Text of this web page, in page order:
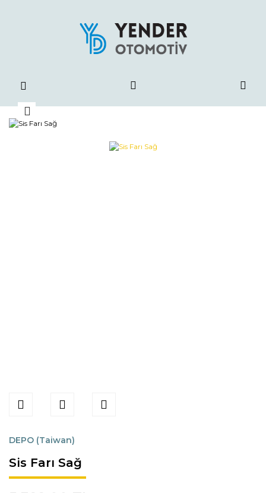
DEPO (Taiwan)
Sis Farı Sağ